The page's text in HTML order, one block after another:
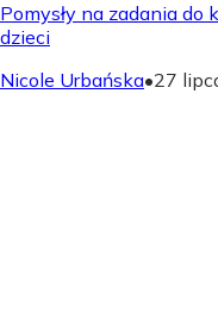
Pomysły na zadania
dzieci
Nicole Urbańska•27